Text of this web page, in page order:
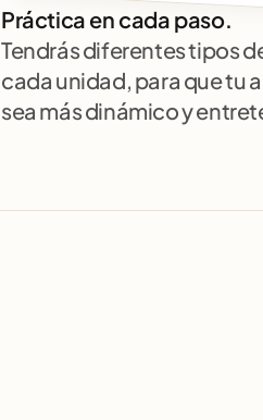
Práctica en cada paso.
Tendrás diferentes tipos
cada unidad, para que tu
sea más dinámico y